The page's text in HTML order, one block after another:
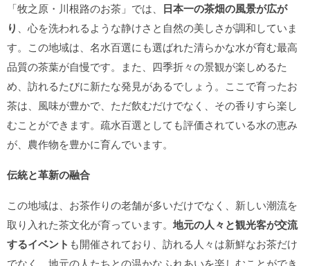
「牧之原・川根路のお茶」では、 日本一の茶畑の風景が広が
り
、心を洗われるような静けさと自然の美しさが調和していま
す。この地域は、名水百選にも選ばれた清らかな水が育む最高
品質の茶葉が自慢です。また、四季折々の景観が楽しめるた
め、訪れるたびに新たな発見があるでしょう。ここで育ったお
茶は、風味が豊かで、ただ飲むだけでなく、その香りすら楽し
むことができます。疏水百選としても評価されている水の恵み
が、農作物を豊かに育んでいます。
伝統と革新の融合
この地域は、お茶作りの老舗が多いだけでなく、新しい潮流を
取り入れた茶文化が育っています。 地元の人々と観光客が交流
するイベント も開催されており、訪れる人々は新鮮なお茶だけ
でなく、地元の人たちとの温かなふれあいを楽しむことができ